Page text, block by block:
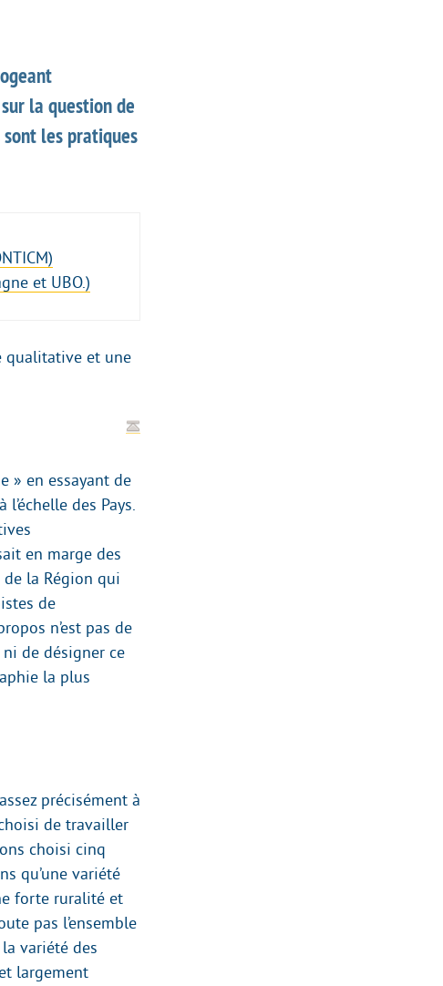
la question de
les pratiques
et UBO.)
qualitative et une
» en essayant de
des Pays.
en marge des
de la Région qui
de
n’est pas de
de désigner ce
la plus
précisément à
de travailler
choisi cinq
qu’une variété
forte ruralité et
pas l’ensemble
variété des
largement